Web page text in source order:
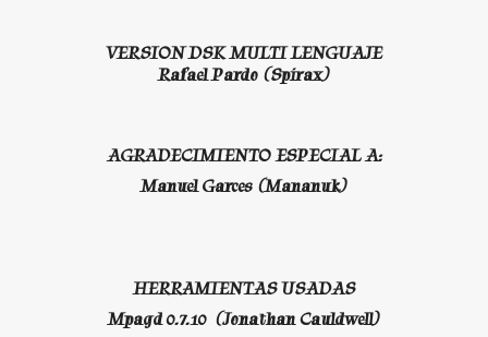
VERSION DSK MULTI LENGUAJE
Rafael Pardo (Spirax)
AGRADECIMIENTO ESPECIAL A:
Manuel Garces (Mananuk)
HERRAMIENTAS USADAS
Mpagd 0.7.10 (Jonathan Cauldwell)